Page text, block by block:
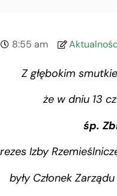
8:55 am
Z głębokim
że w dniu 13
śp.
Izby
były Członek